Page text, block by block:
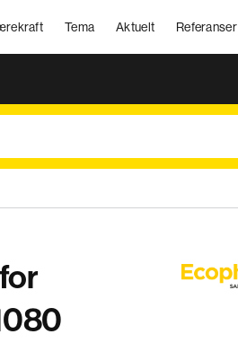
Tema Aktuelt Referanser